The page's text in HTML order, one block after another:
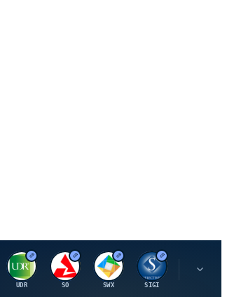
U
UDR
S
SO
S
SWX
S
SIGI
L